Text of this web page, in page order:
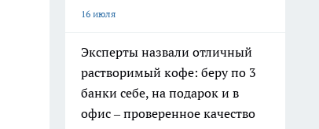
16 июля
Эксперты назвали отличный
растворимый кофе: беру по 3
банки себе, на подарок и в
офис – проверенное качество